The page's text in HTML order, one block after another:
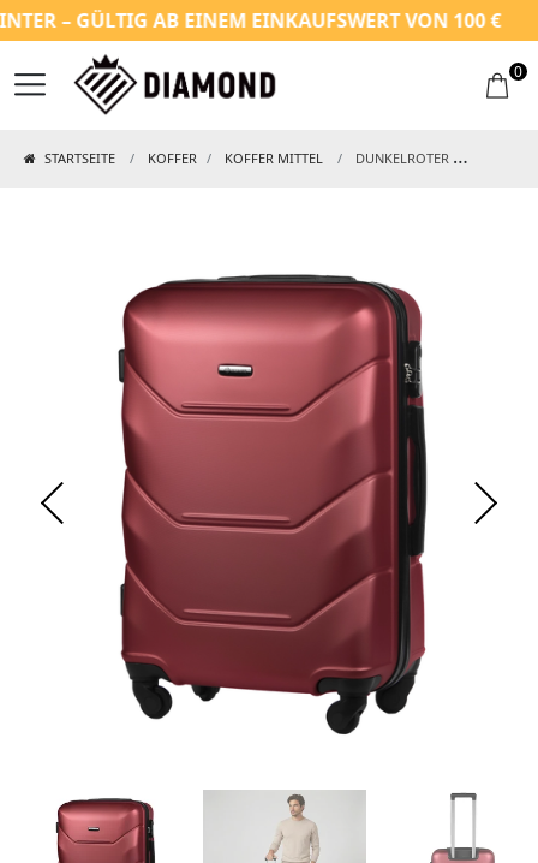
– GÜLTIG AB EINEM EINKAUFSWERT VON 100 €
0
STARTSEITE KOFFER KOFFER MITTEL DUNKELROTER MITTELGROẞER KOFFER AUS ABS